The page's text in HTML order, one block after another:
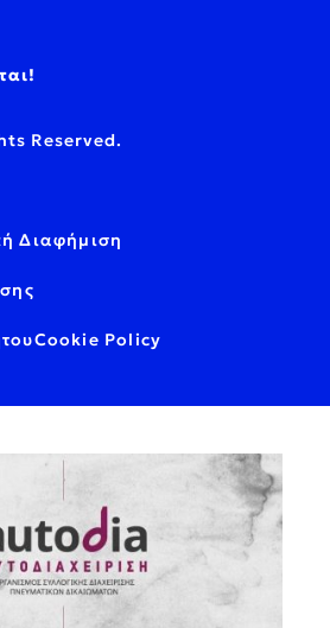
Reserved.
Διαφήμιση
Cookie Policy